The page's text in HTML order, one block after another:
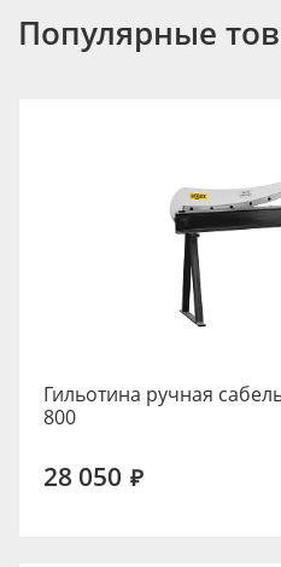
Популярные
Гильотина ручная
800
28 050 ₽